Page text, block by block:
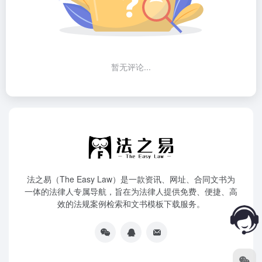
暂无评论...
法之易（The Easy Law）是一款资讯、网址、合同文书为
一体的法律人专属导航，旨在为法律人提供免费、便捷、高
效的法规案例检索和文书模板下载服务。